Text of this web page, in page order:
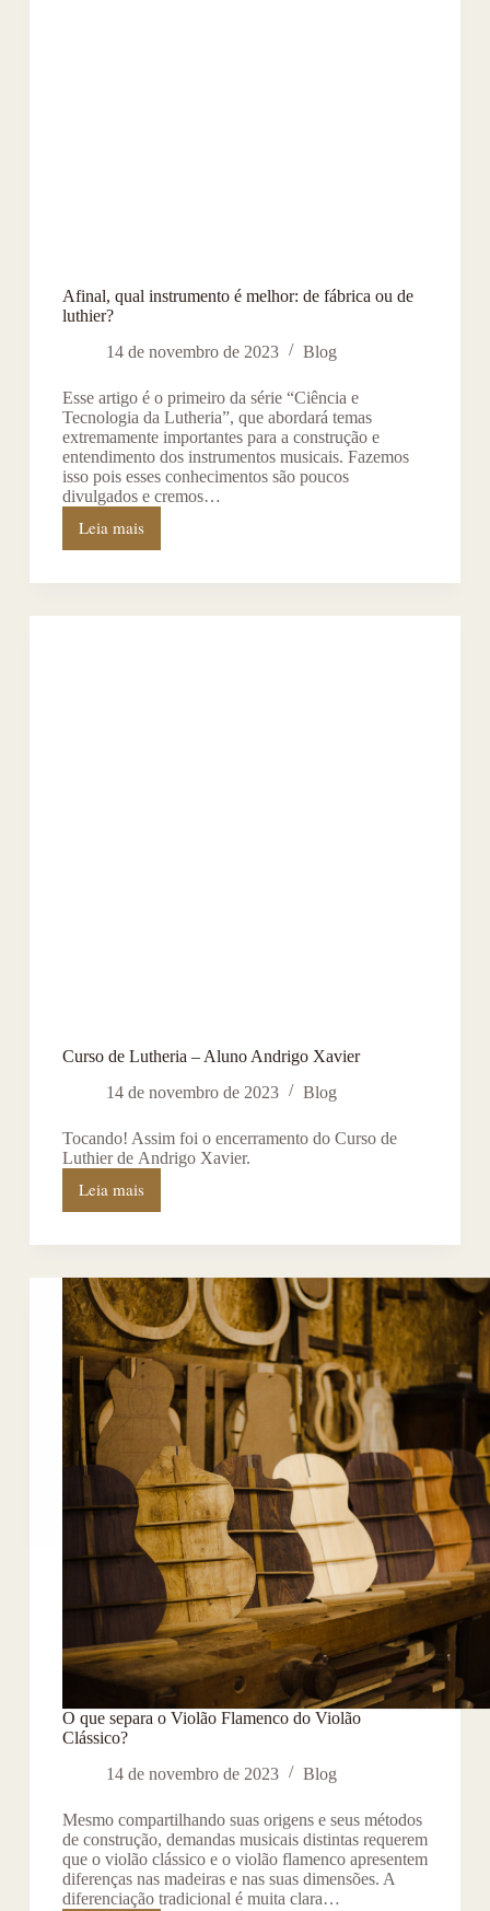
Afinal, qual instrumento é melhor: de fábrica ou de
luthier?
14 de novembro de 2023
Blog
Esse artigo é o primeiro da série “Ciência e
Tecnologia da Lutheria”, que abordará temas
extremamente importantes para a construção e
entendimento dos instrumentos musicais. Fazemos
isso pois esses conhecimentos são poucos
divulgados e cremos…
Leia mais
Curso de Lutheria – Aluno Andrigo Xavier
14 de novembro de 2023
Blog
Tocando! Assim foi o encerramento do Curso de
Luthier de Andrigo Xavier.
Leia mais
O que separa o Violão Flamenco do Violão
Clássico?
14 de novembro de 2023
Blog
Mesmo compartilhando suas origens e seus métodos
de construção, demandas musicais distintas requerem
que o violão clássico e o violão flamenco apresentem
diferenças nas madeiras e nas suas dimensões. A
diferenciação tradicional é muita clara…